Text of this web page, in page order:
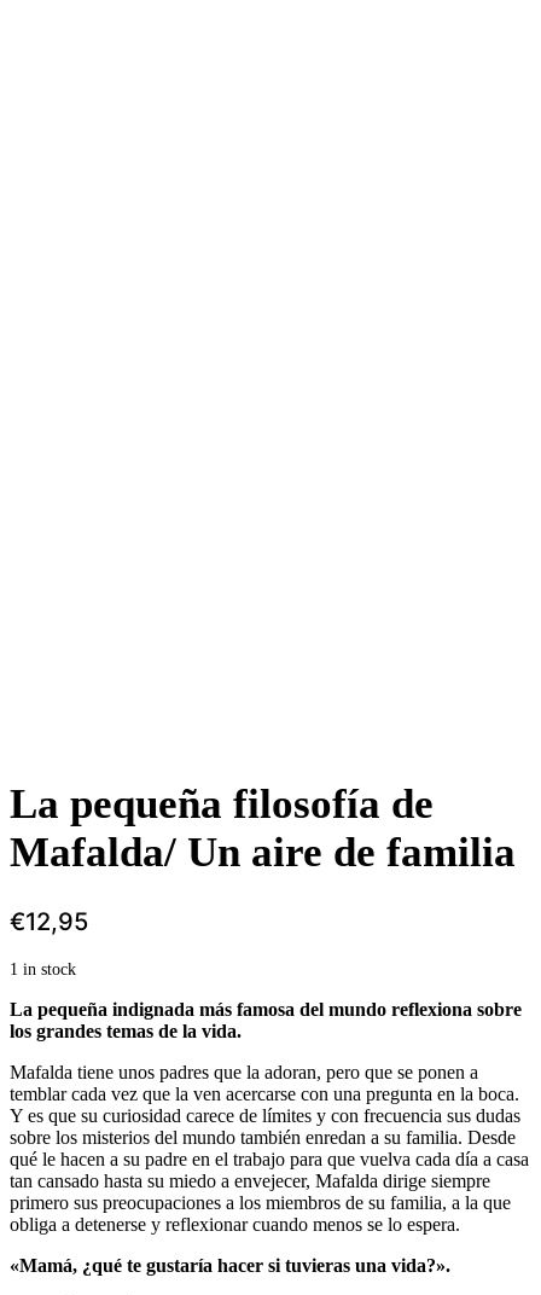
La pequeña filosofía de
Mafalda/ Un aire de familia
€12,95
1 in stock
La pequeña indignada más famosa del mundo reflexiona sobre
los grandes temas de la vida.
Mafalda tiene unos padres que la adoran, pero que se ponen a
temblar cada vez que la ven acercarse con una pregunta en la boca.
Y es que su curiosidad carece de límites y con frecuencia sus dudas
sobre los misterios del mundo también enredan a su familia. Desde
qué le hacen a su padre en el trabajo para que vuelva cada día a casa
tan cansado hasta su miedo a envejecer, Mafalda dirige siempre
primero sus preocupaciones a los miembros de su familia, a la que
obliga a detenerse y reflexionar cuando menos se lo espera.
«Mamá, ¿qué te gustaría hacer si tuvieras una vida?».